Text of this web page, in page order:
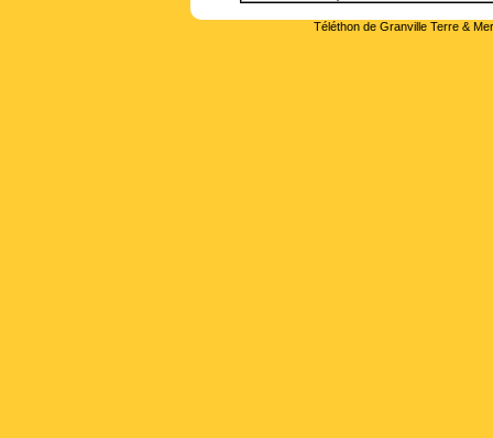
Téléthon de Granville Terre &